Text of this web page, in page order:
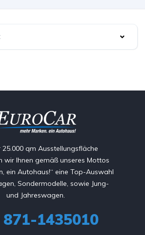
25.000 qm Ausstellungsfläche
wir Ihnen gemäß unseres Mottos
ein Autohaus!“ eine Top-Auswahl
Sondermodelle, sowie Jung-
und Jahreswagen.
871-1435010